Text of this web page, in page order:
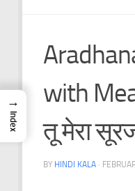
with
तू मेरा
BY HINDI KALA ·
→
Index